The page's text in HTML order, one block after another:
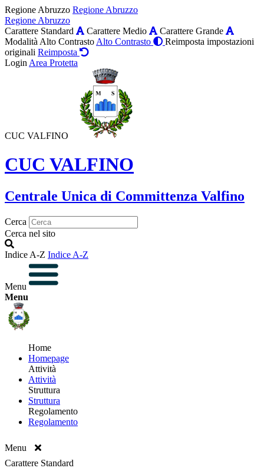
Regione Abruzzo Regione Abruzzo
Regione Abruzzo
Carattere Standard
Carattere Medio
Carattere Grande
Modalità Alto Contrasto Alto Contrasto
Reimposta impostazioni
originali Reimposta
Login Area Protetta
CUC VALFINO
CUC VALFINO
Centrale Unica di Committenza Valfino
Cerca
Cerca nel sito
Indice A-Z Indice A-Z
Menu
Menu
Home
Homepage
Attività
Attività
Struttura
Struttura
Regolamento
Regolamento
Menu
Carattere Standard